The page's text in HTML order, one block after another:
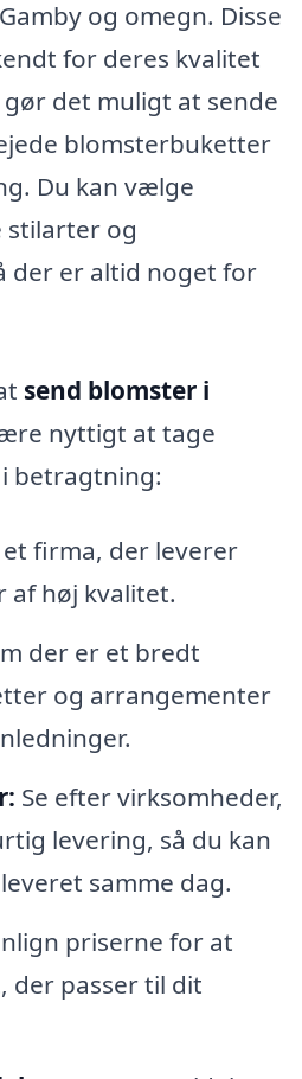
og omegn. Disse
for deres kvalitet
det muligt at sende
blomsterbuketter
Du kan vælge
stilarter og
der er altid noget for
send blomster i
nyttigt at tage
betragtning:
firma, der leverer
af høj kvalitet.
der er et bredt
og arrangementer
Se efter virksomheder,
levering, så du kan
samme dag.
priserne for at
der passer til dit